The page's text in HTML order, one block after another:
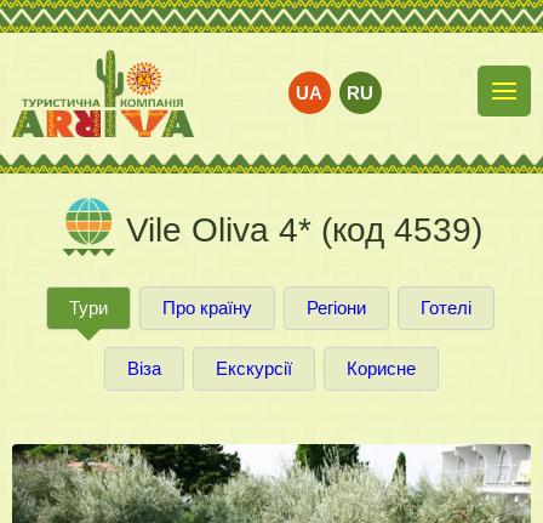
UA RU
Vile Oliva 4* (код 4539)
Тури Про країну Регіони Готелі
Віза Екскурсії Корисне